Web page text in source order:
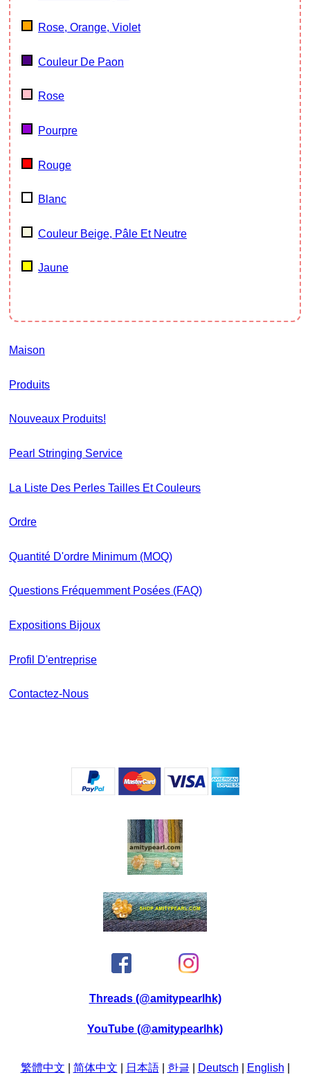
Rose, Orange, Violet
Couleur De Paon
Rose
Pourpre
Rouge
Blanc
Couleur Beige, Pâle Et Neutre
Jaune
Maison
Produits
Nouveaux Produits!
Pearl Stringing Service
La Liste Des Perles Tailles Et Couleurs
Ordre
Quantité D'ordre Minimum (MOQ)
Questions Fréquemment Posées (FAQ)
Expositions Bijoux
Profil D'entreprise
Contactez-Nous
Threads (@amitypearlhk)
YouTube (@amitypearlhk)
繁體中文 简体中文 日本語| 한글 Deutsch English